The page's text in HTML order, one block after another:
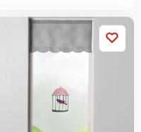
jednotlivě. Materiál
100% polyester.